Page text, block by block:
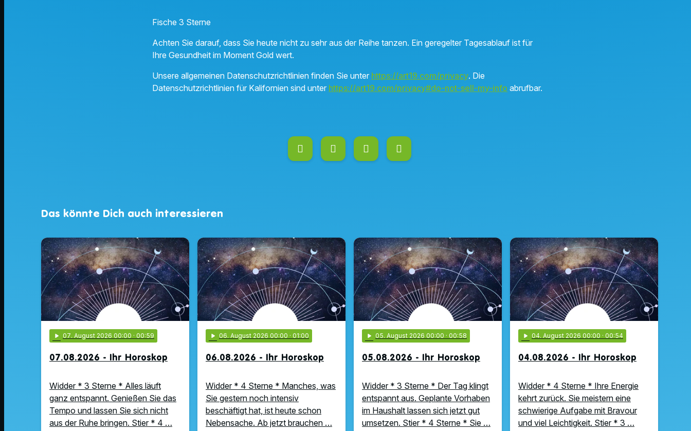
Fische 3 Sterne
Achten Sie darauf, dass Sie heute nicht zu sehr aus der Reihe tanzen. Ein geregelter Tagesablauf ist für
Ihre Gesundheit im Moment Gold wert.
Unsere allgemeinen Datenschutzrichtlinien finden Sie unter https://art19.com/privacy. Die
Datenschutzrichtlinien für Kalifornien sind unter https://art19.com/privacy#do-not-sell-my-info abrufbar.
Das könnte Dich auch interessieren
play_arrow 07. August 2026 00:00 · 00:59
07.08.2026 - Ihr Horoskop
Widder * 3 Sterne * Alles läuft
ganz entspannt. Genießen Sie das
Tempo und lassen Sie sich nicht
aus der Ruhe bringen. Stier * 4 …
play_arrow 06. August 2026 00:00 · 01:00
06.08.2026 - Ihr Horoskop
Widder * 4 Sterne * Manches, was
Sie gestern noch intensiv
beschäftigt hat, ist heute schon
Nebensache. Ab jetzt brauchen …
play_arrow 05. August 2026 00:00 · 00:58
05.08.2026 - Ihr Horoskop
Widder * 3 Sterne * Der Tag klingt
entspannt aus. Geplante Vorhaben
im Haushalt lassen sich jetzt gut
umsetzen. Stier * 4 Sterne * Sie …
play_arrow 04. August 2026 00:00 · 00:54
04.08.2026 - Ihr Horoskop
Widder * 4 Sterne * Ihre Energie
kehrt zurück. Sie meistern eine
schwierige Aufgabe mit Bravour
und viel Leichtigkeit. Stier * 3 …